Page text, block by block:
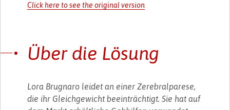
Click here to see the original version
Über die Lösung
Lora Brugnaro leidet an einer Zerebralparese,
die ihr Gleichgewicht beeinträchtigt. Sie hat auf